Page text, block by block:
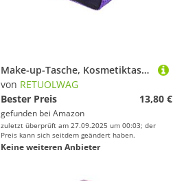
Make-up-Tasche, Kosmetiktasche, große Kapazität, Kulturbeutel, Reise-Kulturbeutel, Outdoor, Radfahren, für Damen, Herren, Hand-Make-up, Kulturbeutel, Reisekosmetik, große Kapazität, violett, No
von RETUOLWAG
Bester Preis
13,80 €
gefunden bei Amazon
zuletzt überprüft am 27.09.2025 um 00:03; der
Preis kann sich seitdem geändert haben.
Keine weiteren Anbieter